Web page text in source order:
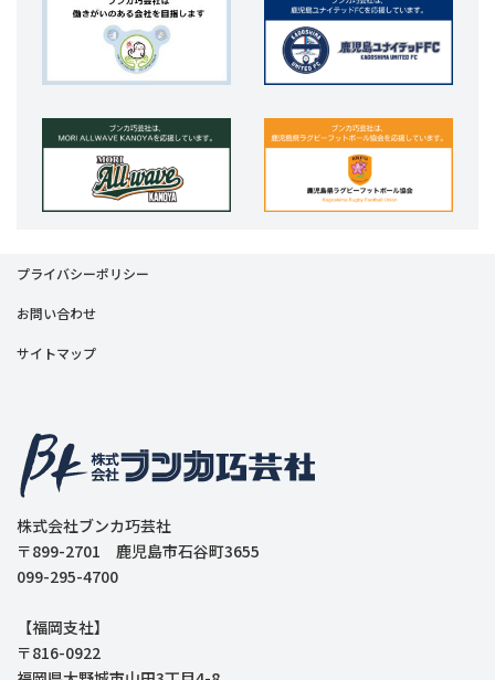
プライバシーポリシー
お問い合わせ
サイトマップ
株式会社ブンカ巧芸社
〒899-2701 鹿児島市石谷町3655
099-295-4700
【福岡支社】
〒816-0922